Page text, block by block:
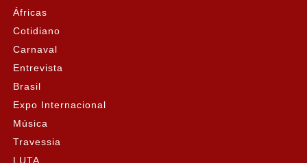
Áfricas
Cotidiano
Carnaval
Entrevista
Brasil
Expo Internacional
Música
Travessia
LUTA